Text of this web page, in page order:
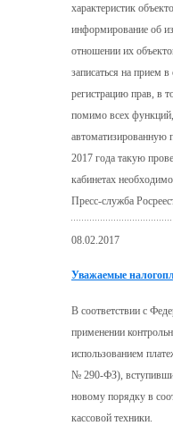
характеристик
информирование об
отношении их
записаться на прием
регистрацию прав, в
помимо всех
автоматизированную
2017 года такую
кабинетах
Пресс-служба
08.02.2017
Уважаемые
В соответствии с
применении
использованием
№ 290-ФЗ),
новому порядку в
кассовой техники.